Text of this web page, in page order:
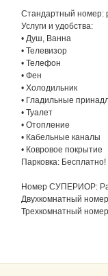
Стандартный номер:
Услуги и удобства:
• Душ, Ванна
• Телевизор
• Телефон
• Фен
• Холодильник
• Гладильные
• Туалет
• Отопление
• Кабельные каналы
• Ковровое покрытие
Парковка:
Номер СУПЕРИОР:
Двухкомнатный
Трехкомнатный